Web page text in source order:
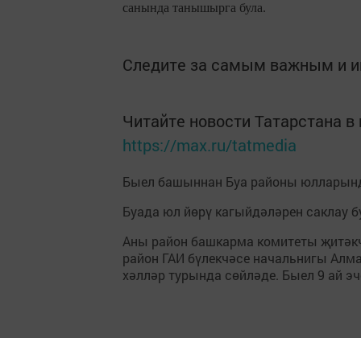
санында танышырга була.
Следите за самым важным и
Читайте новости Татарстана
https://max.ru/tatmedia
Быел башыннан Буа районы
Буада юл йөрү кагыйдәләрен саклау
Аны район башкарма комитеты
район ГАИ бүлекчәсе начальнигы
хәлләр турында сөйләде. Быел 9 ай